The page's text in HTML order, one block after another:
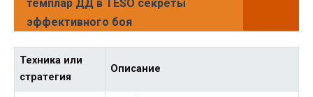
темплар ДД в TESO секреты
эффективного боя
Техника или
стратегия
Описание